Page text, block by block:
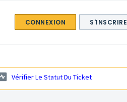
CONNEXION S'INSCRIRE
Vérifier Le Statut Du Ticket